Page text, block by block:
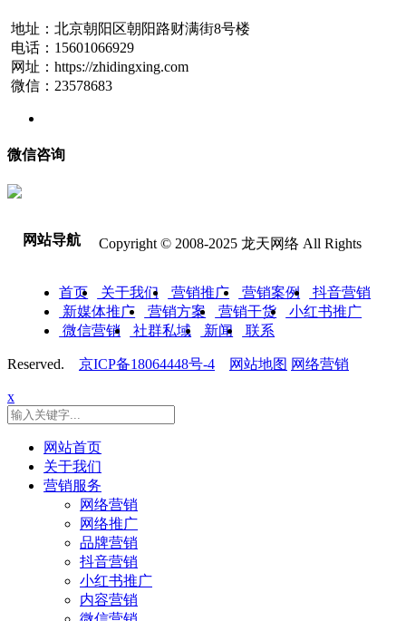
地址：北京朝阳区朝阳路财满街8号楼
电话：15601066929
网址：https://zhidingxing.com
微信：23578683
微信咨询
网站导航
首页 关于我们 营销推广 营销案例
抖音营销
新媒体推广
营销方案 营销干货
小红书推广
微信营销
社群私域 新闻 联系
Copyright © 2008-2025 龙天网络 All Rights
Reserved. 京ICP备18064448号-4 网站地图 网络营销
x
网站首页
关于我们
营销服务
网络营销
网络推广
品牌营销
抖音营销
小红书推广
内容营销